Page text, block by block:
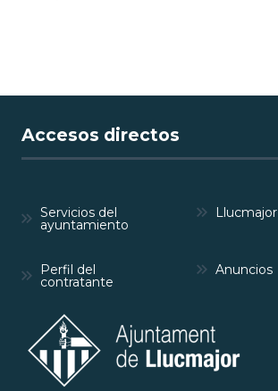
Accesos directos
Servicios del
ayuntamiento
Llucmajor
Perfil del
contratante
Anuncios